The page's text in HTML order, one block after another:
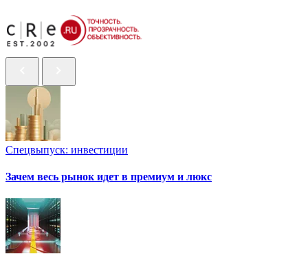
Спецвыпуск: инвестиции
Зачем весь рынок идет в премиум и люкс